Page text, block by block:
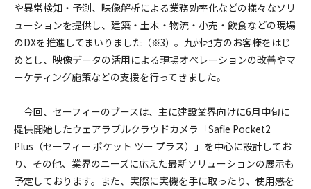
や異常検知・予測、映像解析による業務効率化などの様々なソリ
ューションを提供し、建築・土木・物流・小売・飲食などの現場
のDXを推進してまいりました （※3） 。九州地方のお客様をはじ
めとし、映像データの活用による現場オペレーションの改善やマ
ーケティング施策などの支援を行ってきました。
今回、セーフィーのブースは、主に建設業界向けに6月中旬に
提供開始したウェアラブルクラウドカメラ「Safie Pocket2
Plus（セーフィー ポケット ツー プラス）」を中心に設計してお
り、その他、業界のニーズに応えた最新ソリューションの展示も
予定しております。また、実際に実機を手に取ったり、使用感を